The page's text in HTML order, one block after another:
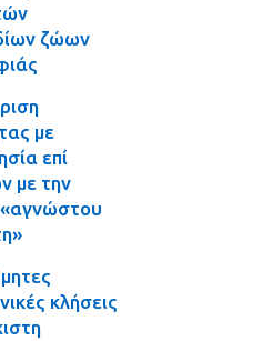
ζώων
με
επί
με την
«αγνώστου
κλήσεις